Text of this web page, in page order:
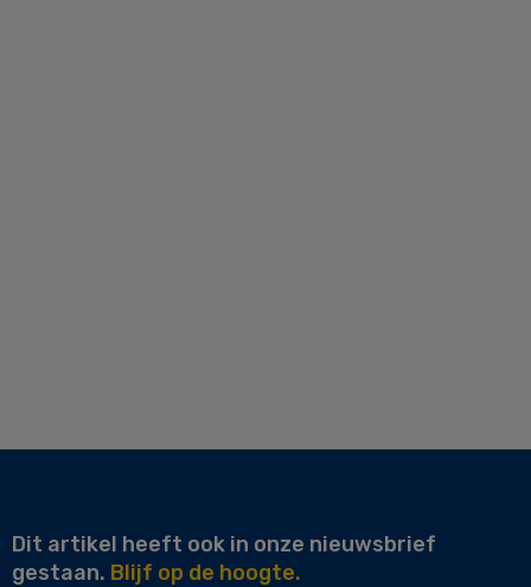
Dit artikel heeft ook in onze nieuwsbrief
gestaan. Blijf op de hoogte.